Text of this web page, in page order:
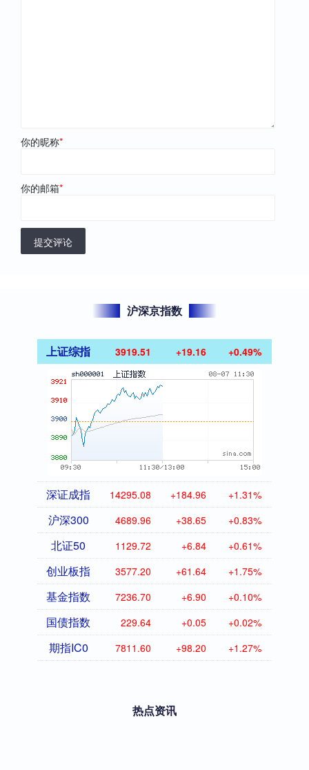
你的昵称*
你的邮箱*
提交评论
沪深京指数
上证综指 3919.51 +19.16 +0.49%
深证成指 14295.08 +184.96 +1.31%
沪深300 4689.96 +38.65 +0.83%
北证50 1129.72 +6.84 +0.61%
创业板指 3577.20 +61.64 +1.75%
基金指数 7236.70 +6.90 +0.10%
国债指数 229.64 +0.05 +0.02%
期指IC0 7811.60 +98.20 +1.27%
热点资讯